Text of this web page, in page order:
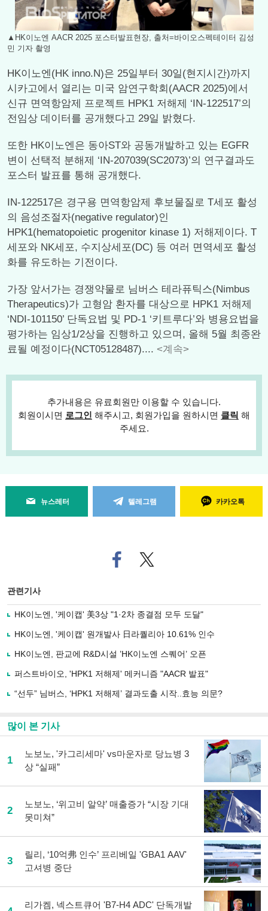
▲HK이노엔 AACR 2025 포스터발표현장, 출처=바이오스펙테이터 김성
민 기자 촬영
HK이노엔(HK inno.N)은 25일부터 30일(현지시간)까지
시카고에서 열리는 미국 암연구학회(AACR 2025)에서
신규 면역항암제 프로젝트 HPK1 저해제 ‘IN-122517’의
전임상 데이터를 공개했다고 29일 밝혔다.
또한 HK이노엔은 동아ST와 공동개발하고 있는 EGFR
변이 선택적 분해제 ‘IN-207039(SC2073)’의 연구결과도
포스터 발표를 통해 공개했다.
IN-122517은 경구용 면역항암제 후보물질로 T세포 활성
의 음성조절자(negative regulator)인
HPK1(hematopoietic progenitor kinase 1) 저해제이다. T
세포와 NK세포, 수지상세포(DC) 등 여러 면역세포 활성
화를 유도하는 기전이다.
가장 앞서가는 경쟁약물로 님버스 테라퓨틱스(Nimbus
Therapeutics)가 고형암 환자를 대상으로 HPK1 저해제
‘NDI-101150’ 단독요법 및 PD-1 ‘키트루다’와 병용요법을
평가하는 임상1/2상을 진행하고 있으며, 올해 5월 최종완
료될 예정이다(NCT05128487).... <계속>
추가내용은 유료회원만 이용할 수 있습니다.
회원이시면 로그인 해주시고, 회원가입을 원하시면 클릭 해
주세요.
뉴스레터 텔레그램 카카오톡
페
이
로
사
유
기
트위
터로
관련기사
HK이노엔, '케이캡' 美3상 "1·2차 종결점 모두 도달"
HK이노엔, '케이캡' 원개발사 日라퀄리아 10.61% 인수
HK이노엔, 판교에 R&D시설 ’HK이노엔 스퀘어’ 오픈
퍼스트바이오, 'HPK1 저해제' 메커니즘 "AACR 발표"
“선두” 님버스, ‘HPK1 저해제’ 결과도출 시작..효능 의문?
많이 본 기사
1
노보노, '카그리세마' vs마운자로 당뇨병 3
상 “실패”
2
노보노, ‘위고비 알약’ 매출증가 “시장 기대
못미쳐”
3
릴리, ‘10억弗 인수’ 프리베일 'GBA1 AAV'
고셔병 중단
리가켐, 넥스트큐어 'B7-H4 ADC' 단독개발